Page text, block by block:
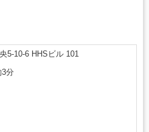
5-10-6 HHSビル 101
分